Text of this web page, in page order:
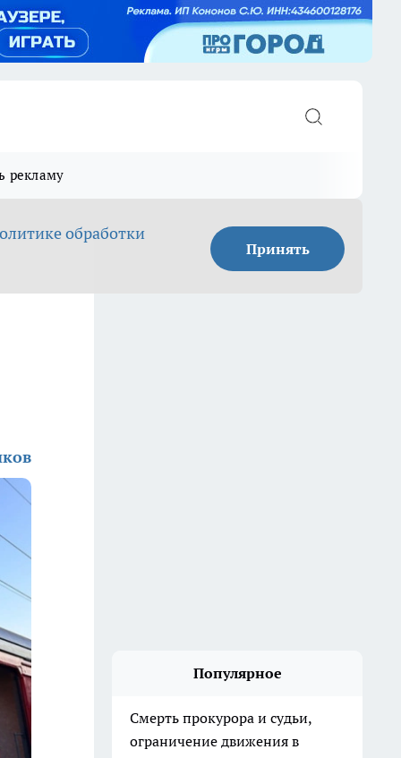
рекламу
обработки
Принять
Популярное
Смерть прокурора и судьи,
ограничение движения в